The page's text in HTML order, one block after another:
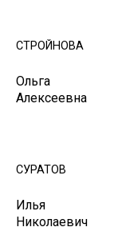
СТРОЙНОВА
Ольга
Алексеевна
СУРАТОВ
Илья
Николаевич